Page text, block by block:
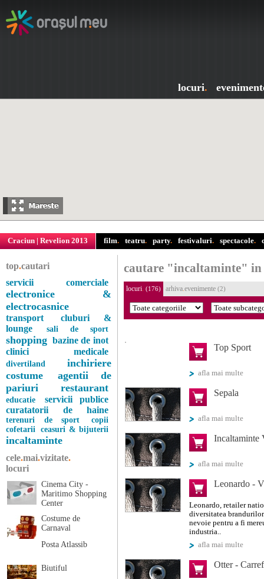
locuri.
Craciun | Revelion 2013 film. teatru. party. festivaluri. spectacole.
top.cautari
servicii comerciale
electronice &
electrocasnice
transport
cluburi &
lounge
sali de sport
shopping bazine de inot
clinici medicale
divertiland
inchiriere
costume
agentii de
pariuri
restaurant
educatie
servicii publice
curatatorii de haine
terenuri de sport
copii
cofetarii
ceasuri & bijuterii
incaltaminte
cele.mai.vizitate.
locuri
Cinema City -
Maritimo Shopping
Center
Costume de
Carnaval
Posta Atlassib
Biutiful
cautare "incaltaminte" in
locuri. (176) arhiva.evenimente (2)
Top Sport
afla mai multe
Sepala
afla mai multe
Incaltaminte
afla mai multe
Leonardo -
Leonardo, retailer
diversitatea
nevoie pentru a fi
industria..
afla mai multe
Otter -